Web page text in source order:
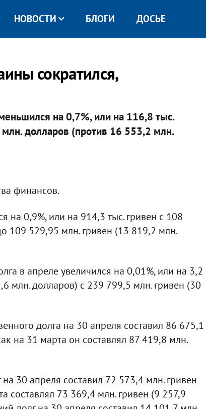
НОВОСТИ БЛОГИ ДОСЬЕ
сократился,
на 0,7%, или на 116,8 тыс.
долларов (против 16 553,2 млн.
финансов.
на 0,9%, или на 914,3 тыс. гривен с 108
109 529,95 млн. гривен (13 819,2 млн.
в апреле увеличился на 0,01%, или на 3,2
млн. долларов) с 239 799,5 млн. гривен (30
долга на 30 апреля составил 86 675,1
на 31 марта он составлял 87 419,8 млн.
30 апреля составил 72 573,4 млн. гривен
составлял 73 369,4 млн. гривен (9 257,9